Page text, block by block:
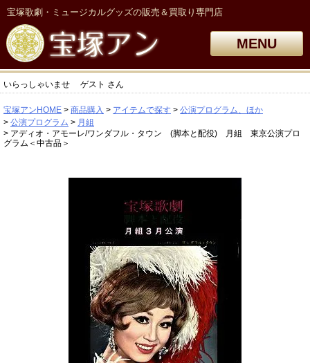
宝塚歌劇・ミュージカルグッズの販売＆買取り専門店
MENU
いらっしゃいませ ゲスト さん
宝塚アンHOME 商品購入 アイテムで探す
公演プログラム、ほか
公演プログラム
月組
アディオ・アモーレ/ワンダフル・タウン (脚本と配役) 月組 東京公演プロ
グラム＜中古品＞